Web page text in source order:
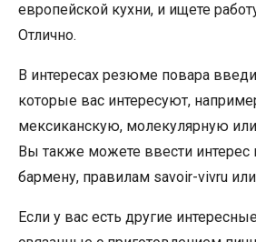
европейской кухни, и ищете
Отлично.
В интересах резюме повара
которые вас интересуют,
мексиканскую, молекулярную
Вы также можете ввести интерес
бармену, правилам savoir-vivru
Если у вас есть другие